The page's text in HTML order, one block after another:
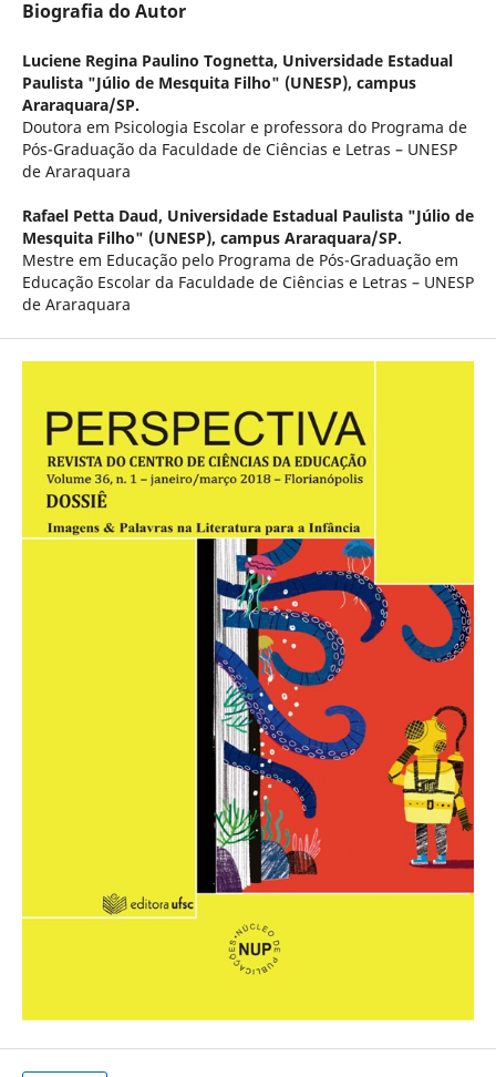
Biografia do Autor
Luciene Regina Paulino Tognetta, Universidade Estadual
Paulista "Júlio de Mesquita Filho" (UNESP), campus
Araraquara/SP.
Doutora em Psicologia Escolar e professora do Programa de
Pós-Graduação da Faculdade de Ciências e Letras – UNESP
de Araraquara
Rafael Petta Daud, Universidade Estadual Paulista "Júlio de
Mesquita Filho" (UNESP), campus Araraquara/SP.
Mestre em Educação pelo Programa de Pós-Graduação em
Educação Escolar da Faculdade de Ciências e Letras – UNESP
de Araraquara